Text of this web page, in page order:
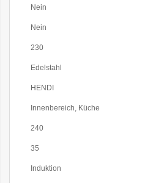
Nein
Nein
230
Edelstahl
HENDI
Innenbereich, Küche
240
35
Induktion